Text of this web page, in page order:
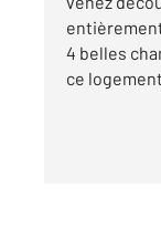
4 belles
ce